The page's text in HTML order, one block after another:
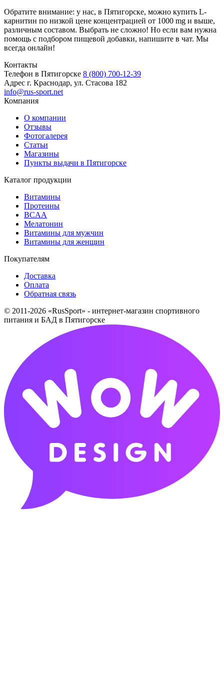
Обратите внимание: у нас, в Пятигорске, можно купить L-
карнитин по низкой цене концентрацией от 1000 mg и выше,
различным составом. Выбрать не сложно! Но если вам нужна
помощь с подбором пищевой добавки, напишите в чат. Мы
всегда онлайн!
Контакты
Телефон в Пятигорске 8 (800) 700-12-39
Адрес г. Краснодар, ул. Стасова 182
info@rus-sport.net
Компания
О компании
Отзывы
Фотогалерея
Статьи
Магазины
Пункты выдачи в Пятигорске
Каталог продукции
Витамины
Протеины
BCAA
Мелатонин
Витамины для мужчин
Витамины для женщин
Покупателям
Доставка
Оплата
Обратная связь
© 2011-2026 «RusSport» - интернет-магазин спортивного
питания и БАД в Пятигорске